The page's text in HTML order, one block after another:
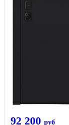
92 200 руб